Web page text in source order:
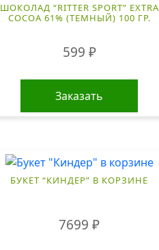
ШОКОЛАД “RITTER SPORT” EXTRA
COCOA 61% (ТЕМНЫЙ) 100 ГР.
599 ₽
Заказать
БУКЕТ “КИНДЕР” В КОРЗИНЕ
7699 ₽